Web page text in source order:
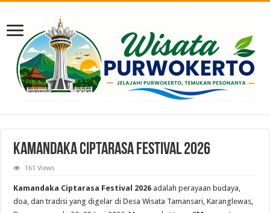
KAMANDAKA CIPTARASA FESTIVAL 2026
161 Views
Kamandaka Ciptarasa Festival 2026 adalah perayaan budaya,
doa, dan tradisi yang digelar di Desa Wisata Tamansari, Karanglewas,